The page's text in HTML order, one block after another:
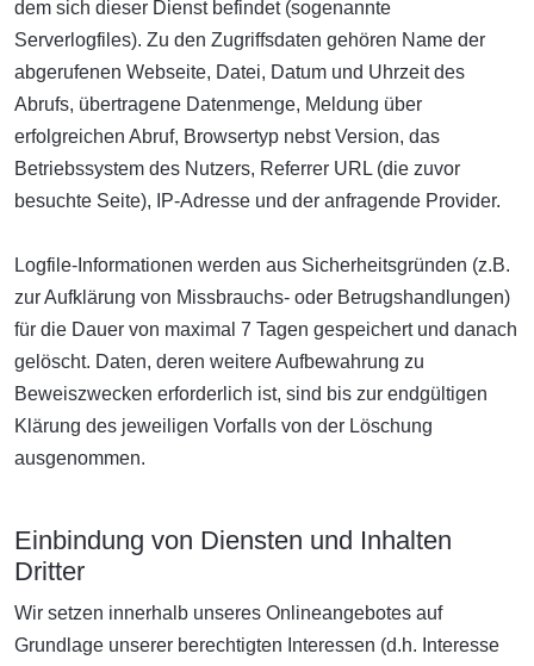
dem sich dieser Dienst befindet (sogenannte
Serverlogfiles). Zu den Zugriffsdaten gehören Name der
abgerufenen Webseite, Datei, Datum und Uhrzeit des
Abrufs, übertragene Datenmenge, Meldung über
erfolgreichen Abruf, Browsertyp nebst Version, das
Betriebssystem des Nutzers, Referrer URL (die zuvor
besuchte Seite), IP-Adresse und der anfragende Provider.
Logfile-Informationen werden aus Sicherheitsgründen (z.B.
zur Aufklärung von Missbrauchs- oder Betrugshandlungen)
für die Dauer von maximal 7 Tagen gespeichert und danach
gelöscht. Daten, deren weitere Aufbewahrung zu
Beweiszwecken erforderlich ist, sind bis zur endgültigen
Klärung des jeweiligen Vorfalls von der Löschung
ausgenommen.
Einbindung von Diensten und Inhalten
Dritter
Wir setzen innerhalb unseres Onlineangebotes auf
Grundlage unserer berechtigten Interessen (d.h. Interesse